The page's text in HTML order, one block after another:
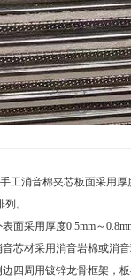
手工消音棉夹芯板面采用厚
。
表面采用厚度0.5mm～
音芯材采用消音岩棉或消
边四周用镀锌龙骨框架，